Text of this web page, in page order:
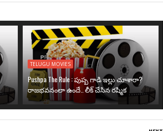
TELUGU MOVIES
Pushpa The Rule : పుష్ప గాడి ఇల్లు చూశారా?
రాజభవనంలా ఉందే.. లీక్ చేసిన రష్మిక